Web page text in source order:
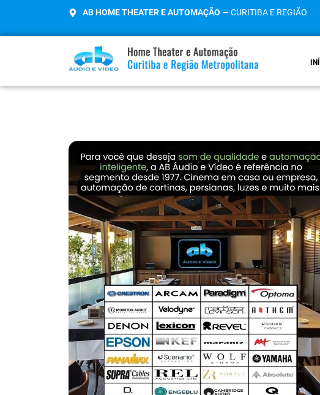
AB HOME THEATER E AUTOMAÇÃO — CURITIBA E REGIÃO